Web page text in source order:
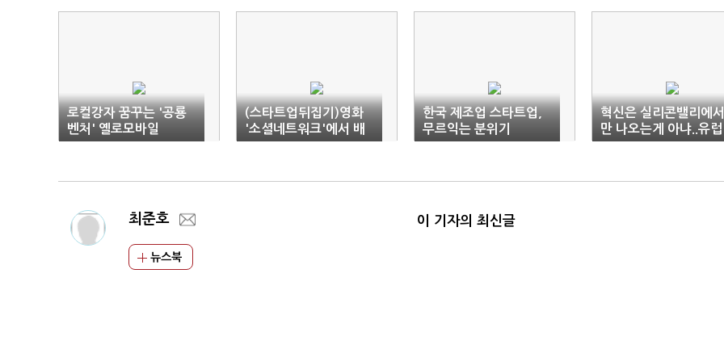
로컬강자 꿈꾸는 '공룡
벤처' 옐로모바일
(스타트업뒤집기)영화
'소셜네트워크'에서 배
워야할 것
한국 제조업 스타트업,
무르익는 분위기
혁신은 실리콘밸리에서
만 나오는게 아냐..유럽
기업 '주목'
최준호
뉴스북
이 기자의 최신글